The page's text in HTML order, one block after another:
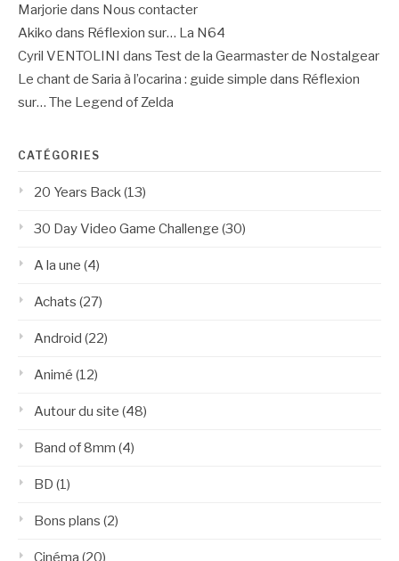
Marjorie dans Nous contacter
Akiko dans Réflexion sur… La N64
Cyril VENTOLINI dans Test de la Gearmaster de Nostalgear
Le chant de Saria à l’ocarina : guide simple dans Réflexion
sur… The Legend of Zelda
CATÉGORIES
20 Years Back(13)
30 Day Video Game Challenge (30)
A la une (4)
Achats (27)
Android (22)
Animé (12)
Autour du site (48)
Band of 8mm (4)
BD (1)
Bons plans (2)
Cinéma (20)